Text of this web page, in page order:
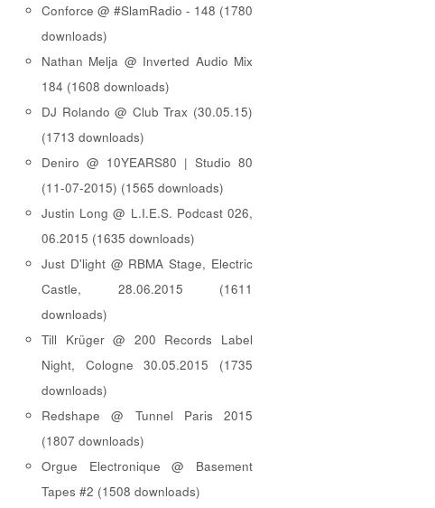
Conforce @ #SlamRadio - 148 (1780
downloads)
Nathan Melja @ Inverted Audio Mix
184 (1608 downloads)
DJ Rolando @ Club Trax (30.05.15)
(1713 downloads)
Deniro @ 10YEARS80 | Studio 80
(11-07-2015) (1565 downloads)
Justin Long @ L.I.E.S. Podcast 026,
06.2015 (1635 downloads)
Just D'light @ RBMA Stage, Electric
Castle, 28.06.2015 (1611
downloads)
Till Krüger @ 200 Records Label
Night, Cologne 30.05.2015 (1735
downloads)
Redshape @ Tunnel Paris 2015
(1807 downloads)
Orgue Electronique @ Basement
Tapes #2 (1508 downloads)